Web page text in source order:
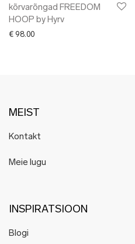
kõrvarõngad FREEDOM
HOOP by Hyrv
€ 98.00
MEIST
Kontakt
Meie lugu
INSPIRATSIOON
Blogi